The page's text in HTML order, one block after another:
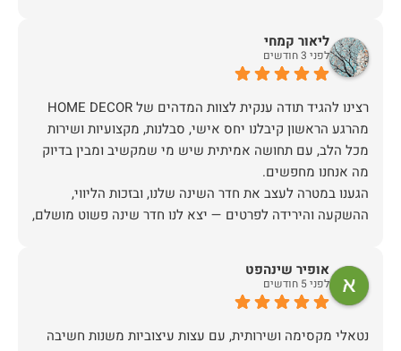
ליאור קמחי
לפני 3 חודשים
מהרגע הראשון קיבלנו יחס אישי, סבלנות, מקצועיות ושירות
מכל הלב, עם תחושה אמיתית שיש מי שמקשיב ומבין בדיוק
הגענו במטרה לעצב את חדר השינה שלנו, ובזכות הליווי,
ההשקעה והירידה לפרטים — יצא לנו חדר שינה פשוט מושלם,
אין ספק שעשינו את הבחירה הנכונה. ממליצים מכל הלב לכל
אופיר שינהפט
לפני 5 חודשים
נטאלי מקסימה ושירותית, עם עצות עיצוביות משנות חשיבה